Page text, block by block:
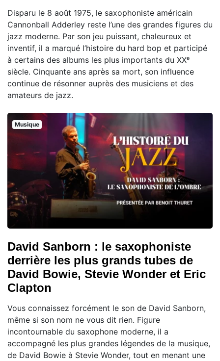
Disparu le 8 août 1975, le saxophoniste américain
Cannonball Adderley reste l’une des grandes figures du
jazz moderne. Par son jeu puissant, chaleureux et
inventif, il a marqué l’histoire du hard bop et participé
à certains des albums les plus importants du XXᵉ
siècle. Cinquante ans après sa mort, son influence
continue de résonner auprès des musiciens et des
amateurs de jazz.
Musique
David Sanborn : le saxophoniste
derrière les plus grands tubes de
David Bowie, Stevie Wonder et Eric
Clapton
Vous connaissez forcément le son de David Sanborn,
même si son nom ne vous dit rien. Figure
incontournable du saxophone moderne, il a
accompagné les plus grandes légendes de la musique,
de David Bowie à Stevie Wonder, tout en menant une